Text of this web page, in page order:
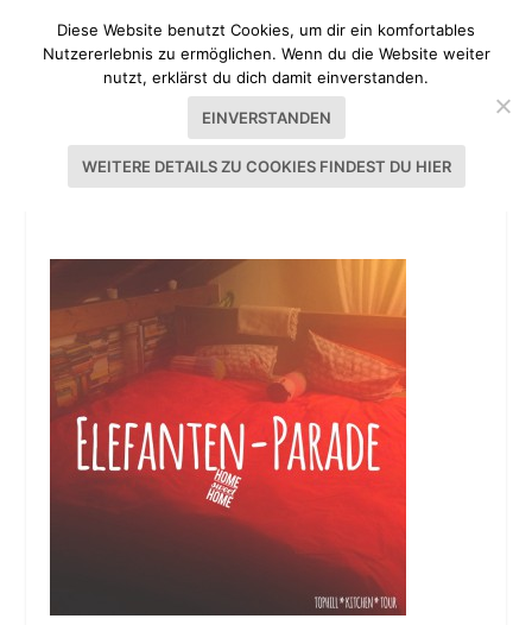
ELEFANTEN-PARADE
Diese Website benutzt Cookies, um dir ein komfortables
Nutzererlebnis zu ermöglichen. Wenn du die Website weiter
nutzt, erklärst du dich damit einverstanden.
EINVERSTANDEN
WEITERE DETAILS ZU COOKIES FINDEST DU HIER